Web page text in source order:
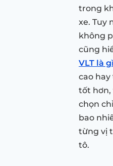
trong
xe. Tuy
không
cũng
VLT là gì
cao
tốt hơn,
chọn
bao
từng vị
tô.